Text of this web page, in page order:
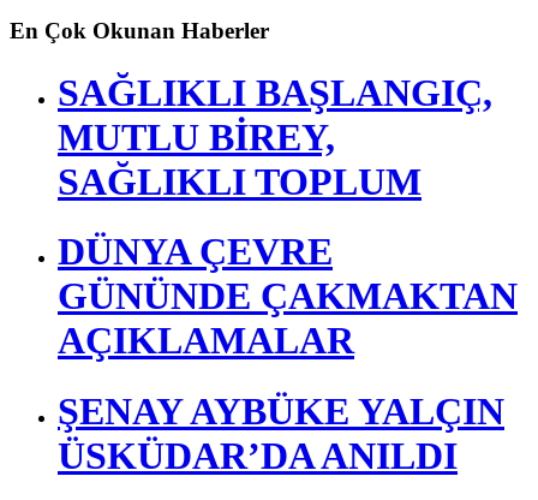
En Çok Okunan Haberler
SAĞLIKLI BAŞLANGIÇ,
MUTLU BİREY,
SAĞLIKLI TOPLUM
DÜNYA ÇEVRE
GÜNÜNDE ÇAKMAKTAN
AÇIKLAMALAR
ŞENAY AYBÜKE YALÇIN
ÜSKÜDAR’DA ANILDI